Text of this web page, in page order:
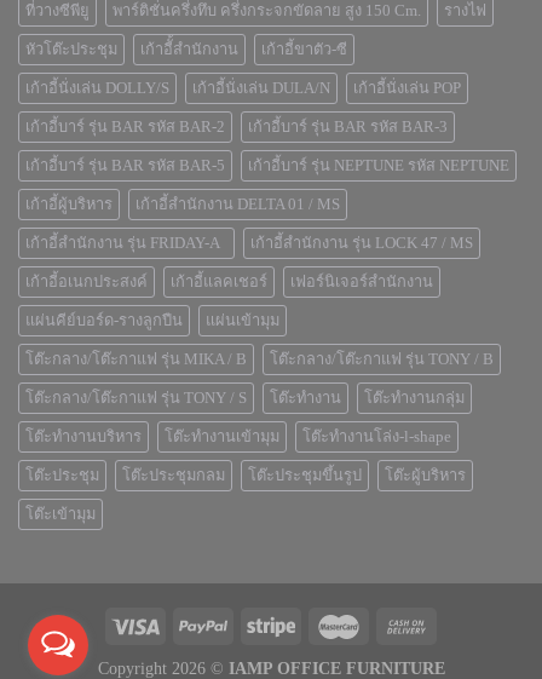
ที่วางซีพียู พาร์ติชั่นครึ่งทึบ ครึ่งกระจกขัดลาย สูง 150 Cm. รางไฟ
หัวโต๊ะประชุม เก้าอีั้สำนักงาน เก้าอี้ขาตัว-ซี
เก้าอี้นั่งเล่น DOLLY/S เก้าอี้นั่งเล่น DULA/N เก้าอี้นั่งเล่น POP
เก้าอี้บาร์ รุ่น BAR รหัส BAR-2 เก้าอี้บาร์ รุ่น BAR รหัส BAR-3
เก้าอี้บาร์ รุ่น BAR รหัส BAR-5 เก้าอี้บาร์ รุ่น NEPTUNE รหัส NEPTUNE
เก้าอี้ผู้บริหาร เก้าอี้สำนักงาน DELTA 01 / MS
เก้าอี้สำนักงาน รุ่น FRIDAY-A เก้าอี้สำนักงาน รุ่น LOCK 47 / MS
เก้าอี้อเนกประสงค์ เก้าอี้แลคเชอร์ เฟอร์นิเจอร์สำนักงาน
แผ่นคีย์บอร์ด-รางลูกปืน แผ่นเข้ามุม
โต๊ะกลาง/โต๊ะกาแฟ รุ่น MIKA / B โต๊ะกลาง/โต๊ะกาแฟ รุ่น TONY / B
โต๊ะกลาง/โต๊ะกาแฟ รุ่น TONY / S โต๊ะทำงาน โต๊ะทำงานกลุ่ม
โต๊ะทำงานบริหาร โต๊ะทำงานเข้ามุม โต๊ะทำงานโล่ง-l-shape
โต๊ะประชุม โต๊ะประชุมกลม โต๊ะประชุมขึ้นรูป โต๊ะผู้บริหาร
โต๊ะเข้ามุม
Copyright 2026 © IAMP OFFICE FURNITURE